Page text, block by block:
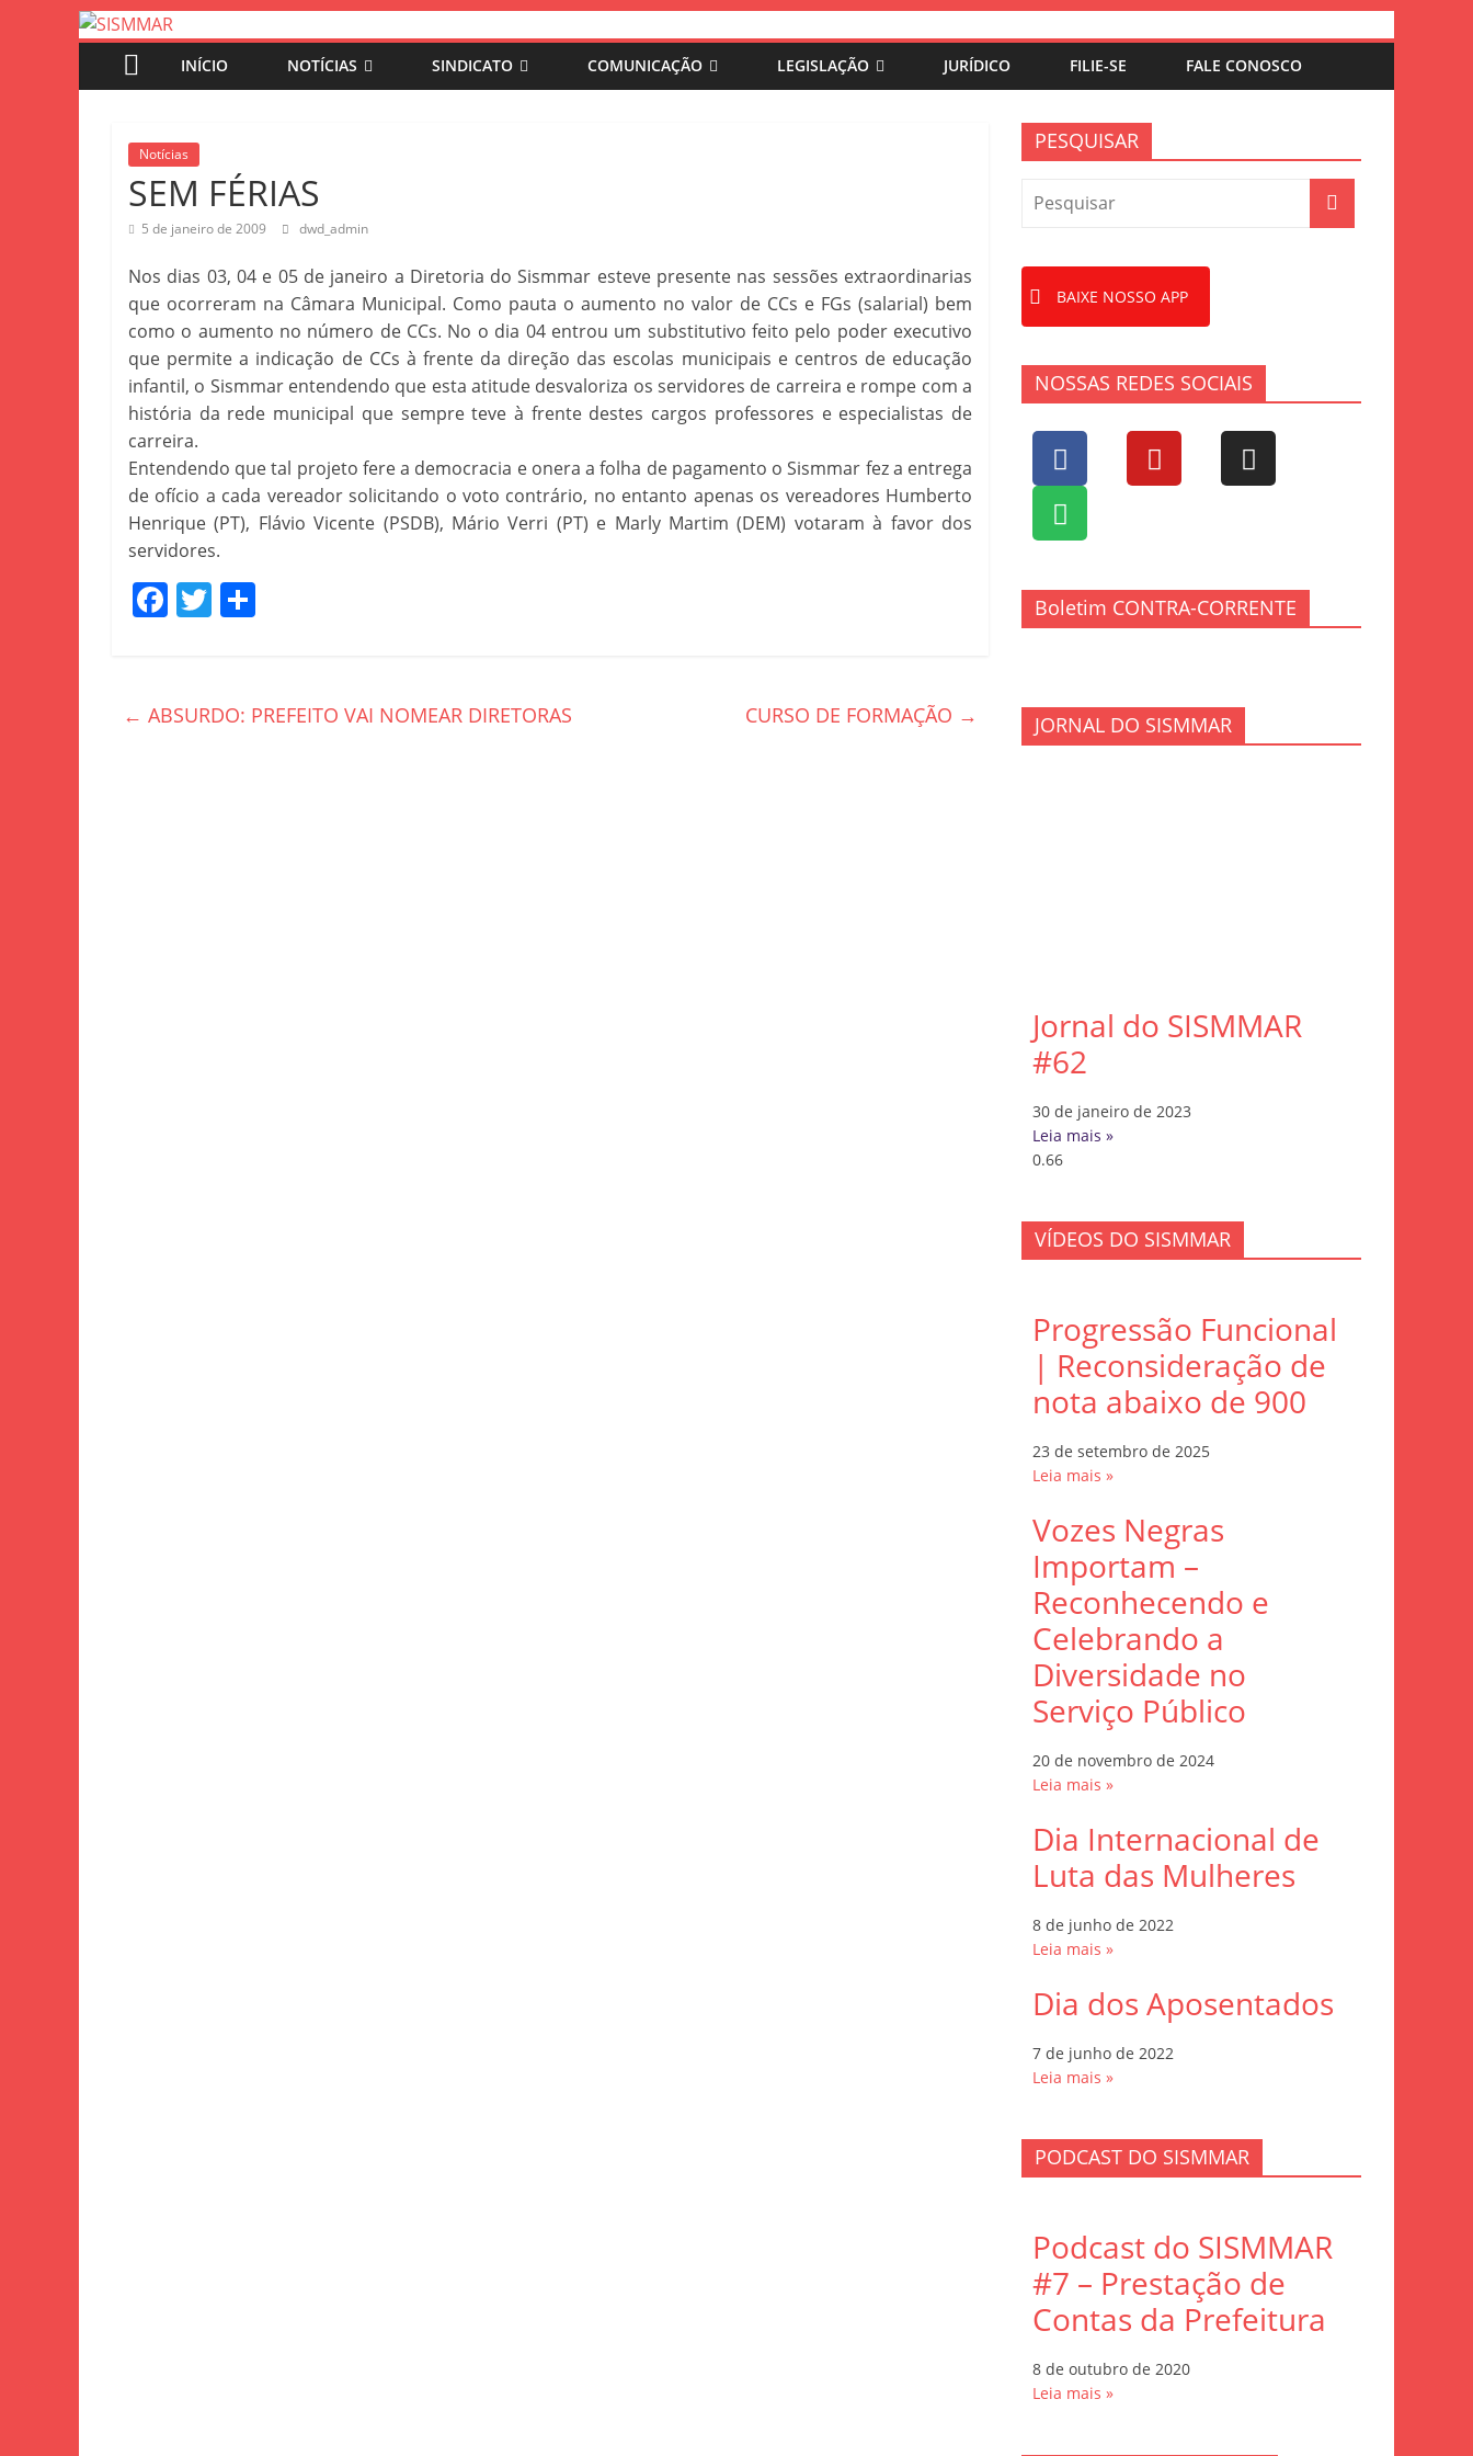
INÍCIO NOTÍCIAS SINDICATO COMUNICAÇÃO LEGISLAÇÃO JURÍDICO FILIE-SE FALE CONOSCO
Notícias
SEM FÉRIAS
5 de janeiro de 2009 dwd_admin
Nos dias 03, 04 e 05 de janeiro a Diretoria do Sismmar esteve presente nas sessões extraordinarias
que ocorreram na Câmara Municipal. Como pauta o aumento no valor de CCs e FGs (salarial) bem
como o aumento no número de CCs. No o dia 04 entrou um substitutivo feito pelo poder executivo
que permite a indicação de CCs à frente da direção das escolas municipais e centros de educação
infantil, o Sismmar entendendo que esta atitude desvaloriza os servidores de carreira e rompe com a
história da rede municipal que sempre teve à frente destes cargos professores e especialistas de
carreira.
Entendendo que tal projeto fere a democracia e onera a folha de pagamento o Sismmar fez a entrega
de ofício a cada vereador solicitando o voto contrário, no entanto apenas os vereadores Humberto
Henrique (PT), Flávio Vicente (PSDB), Mário Verri (PT) e Marly Martim (DEM) votaram à favor dos
servidores.
F
e
T
er e
← ABSURDO: PREFEITO VAI NOMEAR DIRETORAS CURSO DE FORMAÇÃO →
PESQUISAR
BAIXE NOSSO APP
NOSSAS REDES SOCIAIS
Boletim CONTRA-CORRENTE
JORNAL DO SISMMAR
Jornal do SISMMAR
#62
30 de janeiro de 2023
Leia mais »
VÍDEOS DO SISMMAR
Progressão Funcional
| Reconsideração de
nota abaixo de 900
23 de setembro de 2025
Leia mais »
Vozes Negras
Importam –
Reconhecendo e
Celebrando a
Diversidade no
Serviço Público
20 de novembro de 2024
Leia mais »
Dia Internacional de
Luta das Mulheres
8 de junho de 2022
Leia mais »
Dia dos Aposentados
7 de junho de 2022
Leia mais »
PODCAST DO SISMMAR
Podcast do SISMMAR
#7 – Prestação de
Contas da Prefeitura
8 de outubro de 2020
Leia mais »